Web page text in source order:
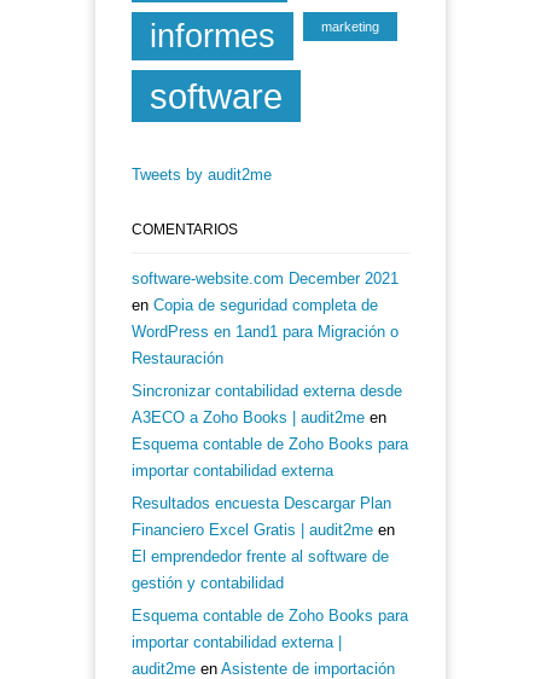
informes marketing
software
Tweets by audit2me
COMENTARIOS
software-website.com December 2021
en Copia de seguridad completa de
WordPress en 1and1 para Migración o
Restauración
Sincronizar contabilidad externa desde
A3ECO a Zoho Books | audit2me en
Esquema contable de Zoho Books para
importar contabilidad externa
Resultados encuesta Descargar Plan
Financiero Excel Gratis | audit2me en
El emprendedor frente al software de
gestión y contabilidad
Esquema contable de Zoho Books para
importar contabilidad externa |
audit2me en Asistente de importación